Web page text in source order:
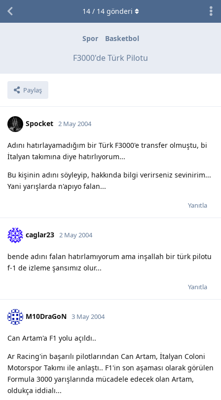
Spor Basketbol
F3000'de Türk Pilotu
Paylaş
14/ 14gönderi
Spocket 2 May 2004
Adını hatırlayamadığım bir Türk F3000'e transfer olmuştu, bi
İtalyan takımına diye hatırlıyorum...
Bu kişinin adını söyleyip, hakkında bilgi verirseniz sevinirim...
Yani yarışlarda n'apıyo falan...
Yanıtla
caglar23 2 May 2004
bende adını falan hatırlamıyorum ama inşallah bir türk pilotu
f-1 de izleme şansımız olur...
Yanıtla
M10DraGoN 3 May 2004
Can Artam'a F1 yolu açıldı..
Ar Racing'in başarılı pilotlarından Can Artam, İtalyan Coloni
Motorspor Takımı ile anlaştı.. F1'in son aşaması olarak görülen
Formula 3000 yarışlarında mücadele edecek olan Artam,
oldukça iddialı...